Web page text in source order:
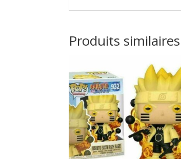
Produits similaires